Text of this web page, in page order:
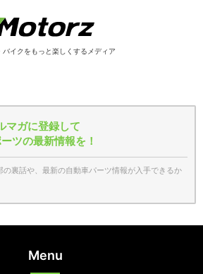
バイクをもっと楽しくするメディア
マガに登録して
ツの最新情報を！
裏話や、最新の自動車パーツ情報が入手できるか
Menu